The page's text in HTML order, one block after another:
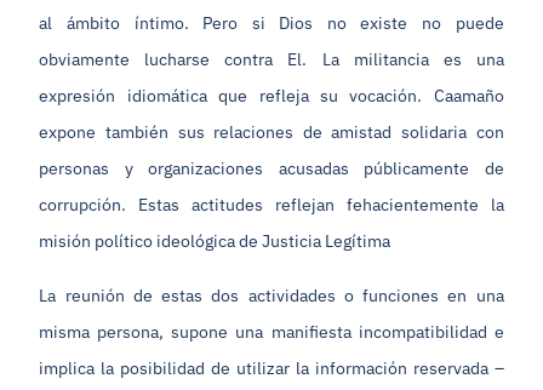
al ámbito íntimo. Pero si Dios no existe no puede
obviamente lucharse contra El. La militancia es una
expresión idiomática que refleja su vocación. Caamaño
expone también sus relaciones de amistad solidaria con
personas y organizaciones acusadas públicamente de
corrupción. Estas actitudes reflejan fehacientemente la
misión político ideológica de Justicia Legítima
La reunión de estas dos actividades o funciones en una
misma persona, supone una manifiesta incompatibilidad e
implica la posibilidad de utilizar la información reservada –